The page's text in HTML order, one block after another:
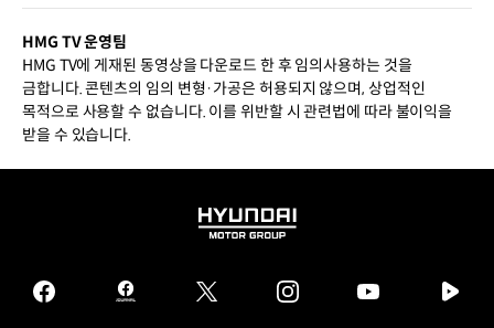
HMG TV 운영팀
HMG TV에 게재된 동영상을 다운로드 한 후 임의사용하는 것을
금합니다. 콘텐츠의 임의 변형·가공은 허용되지 않으며, 상업적인
목적으로 사용할 수 없습니다. 이를 위반할 시 관련법에 따라 불이익을
받을 수 있습니다.
HYUNDAI
GROUP
facebook
hmg
twitter instagram